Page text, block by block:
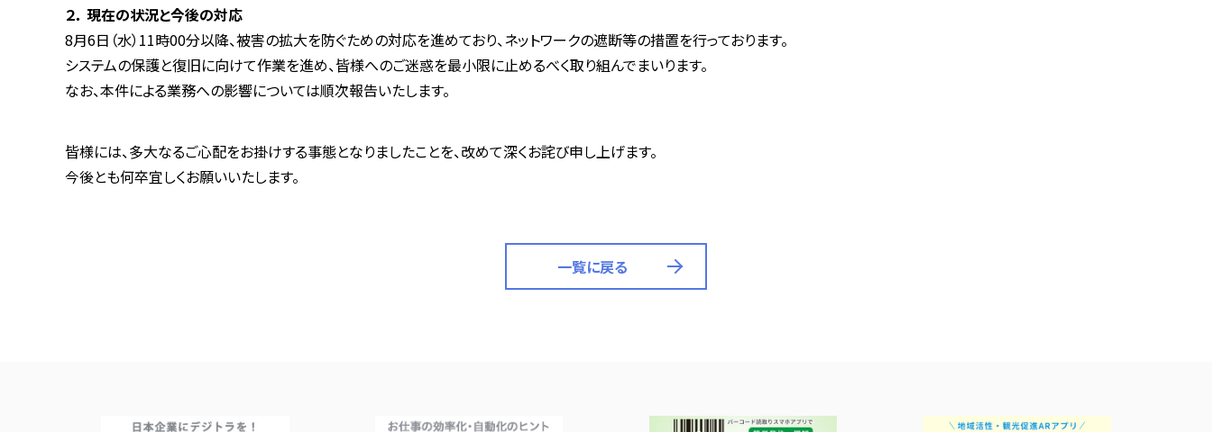
２． 現在の状況と今後の対応
8月6日（水）11時00分以降、被害の拡大を防ぐための対応を進めており、ネットワークの遮断等の措置を行っております。
システムの保護と復旧に向けて作業を進め、皆様へのご迷惑を最小限に止めるべく取り組んでまいります。
なお、本件による業務への影響については順次報告いたします。
皆様には、多大なるご心配をお掛けする事態となりましたことを、改めて深くお詫び申し上げます。
今後とも何卒宜しくお願いいたします。
一覧に戻る